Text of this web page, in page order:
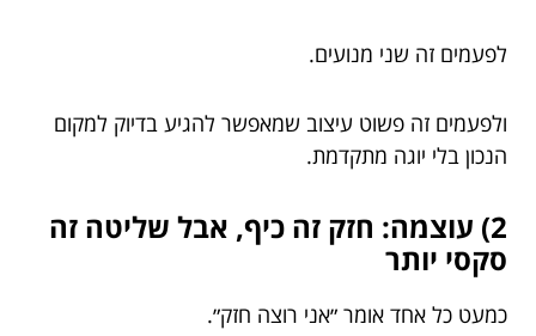
לפעמים זה שני מנועים.
ולפעמים זה פשוט עיצוב שמאפשר להגיע בדיוק למקום
הנכון בלי יוגה מתקדמת.
2) עוצמה: חזק זה כיף, אבל שליטה זה
סקסי יותר
כמעט כל אחד אומר ״אני רוצה חזק״.